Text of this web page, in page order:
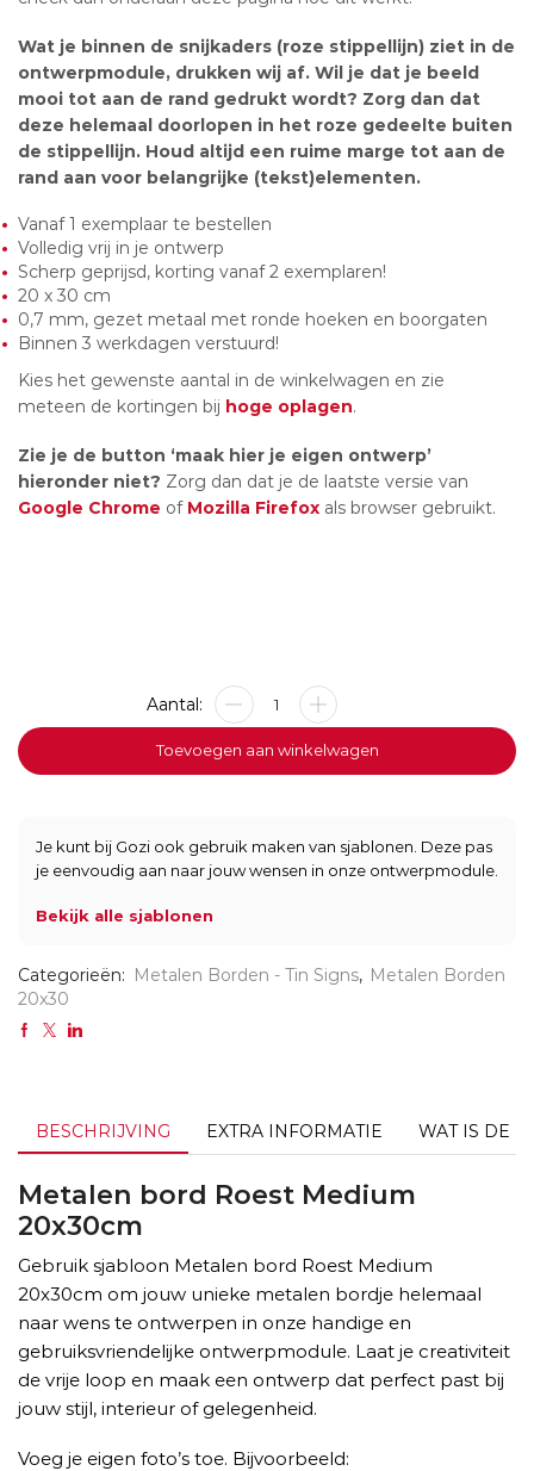
Wat je binnen de snijkaders (roze stippellijn) ziet in de
ontwerpmodule, drukken wij af. Wil je dat je beeld
mooi tot aan de rand gedrukt wordt? Zorg dan dat
deze helemaal doorlopen in het roze gedeelte buiten
de stippellijn. Houd altijd een ruime marge tot aan de
rand aan voor belangrijke (tekst)elementen.
Vanaf 1 exemplaar te bestellen
Volledig vrij in je ontwerp
Scherp geprijsd, korting vanaf 2 exemplaren!
20 x 30 cm
0,7 mm, gezet metaal met ronde hoeken en boorgaten
Binnen 3 werkdagen verstuurd!
Kies het gewenste aantal in de winkelwagen en zie
meteen de kortingen bij hoge oplagen.
Zie je de button ‘maak hier je eigen ontwerp’
hieronder niet? Zorg dan dat je de laatste versie van
Google Chrome of Mozilla Firefox als browser gebruikt.
Metalen
bord
-
20x30cm
Toevoegen aan winkelwagen
Je kunt bij Gozi ook gebruik maken van sjablonen. Deze pas
je eenvoudig aan naar jouw wensen in onze ontwerpmodule.
Bekijk alle sjablonen
Categorieën: Metalen Borden - Tin Signs, Metalen Borden
20x30
BESCHRIJVING EXTRA INFORMATIE WAT IS DE
Metalen bord Roest Medium
20x30cm
Gebruik sjabloon Metalen bord Roest Medium
20x30cm om jouw unieke metalen bordje helemaal
naar wens te ontwerpen in onze handige en
gebruiksvriendelijke ontwerpmodule. Laat je creativiteit
de vrije loop en maak een ontwerp dat perfect past bij
jouw stijl, interieur of gelegenheid.
Voeg je eigen foto’s toe. Bijvoorbeeld: